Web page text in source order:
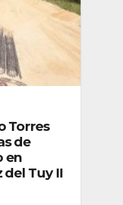
Torres
de
en
Tuy II